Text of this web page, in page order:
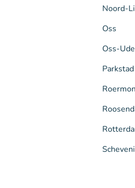
Noord-
Oss
Oss-
Parkstad